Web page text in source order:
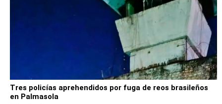
Tres policías aprehendidos por fuga de reos brasileños
en Palmasola